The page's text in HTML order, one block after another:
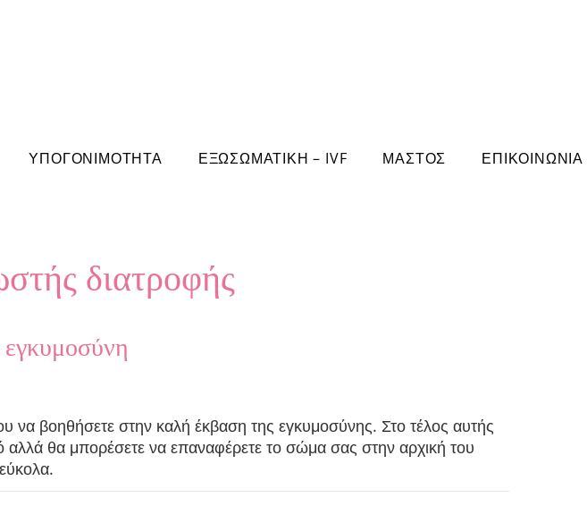
ΥΠΟΓΟΝΙΜΟΤΗΤΑ ΕΞΩΣΩΜΑΤΙΚΗ – IVF ΜΑΣΤΟΣ ΕΠΙΚΟΙΝΩΝΙΑ
διατροφής
να βοηθήσετε στην καλή έκβαση της εγκυμοσύνης. Στο τέλος αυτής
αλλά θα μπορέσετε να επαναφέρετε το σώμα σας στην αρχική του